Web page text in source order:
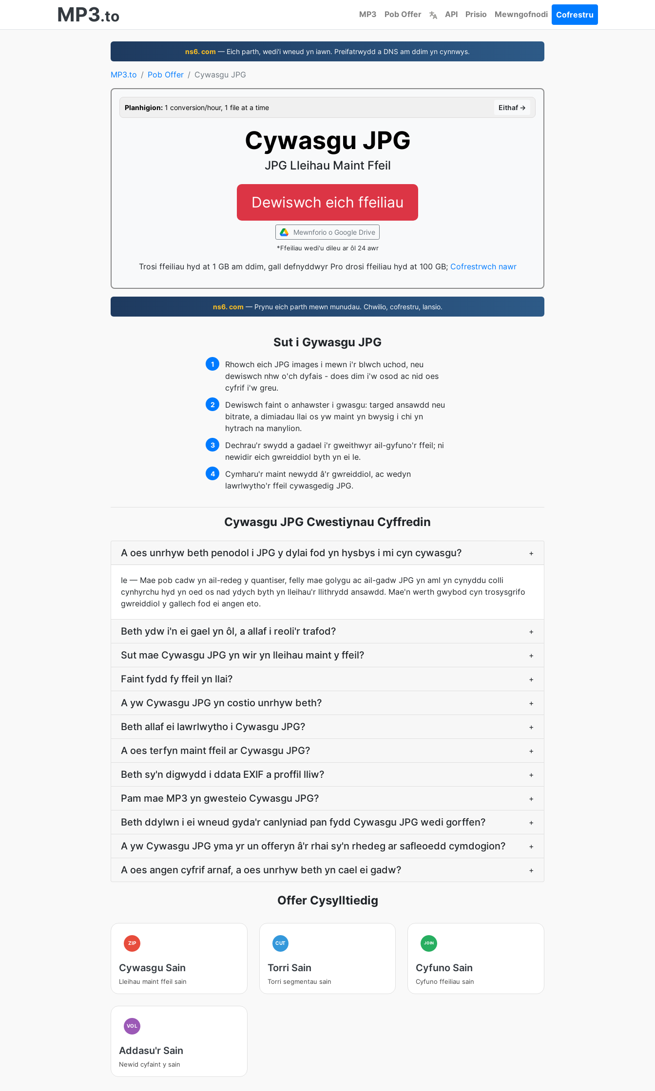
MP3.to MP3 Pob Offer API Prisio Mewngofnodi Cofrestru
ns6. com — Eich parth, wedi'i wneud yn iawn. Preifatrwydd a DNS am ddim yn cynnwys.
MP3.to Pob Offer Cywasgu JPG
Planhigion: 1 conversion/hour, 1 file at a time Eithaf →
Cywasgu JPG
JPG Lleihau Maint Ffeil
Dewiswch eich ffeiliau
Mewnforio o Google Drive
*Ffeiliau wedi'u dileu ar ôl 24 awr
Trosi ffeiliau hyd at 1 GB am ddim, gall defnyddwyr Pro drosi ffeiliau hyd at 100 GB; Cofrestrwch nawr
ns6. com — Prynu eich parth mewn munudau. Chwilio, cofrestru, lansio.
Sut i Gywasgu JPG
1
Rhowch eich JPG images i mewn i'r blwch uchod, neu
dewiswch nhw o'ch dyfais - does dim i'w osod ac nid oes
cyfrif i'w greu.
2
Dewiswch faint o anhawster i gwasgu: targed ansawdd neu
bitrate, a dimiadau llai os yw maint yn bwysig i chi yn
hytrach na manylion.
3
Dechrau'r swydd a gadael i'r gweithwyr ail-gyfuno'r ffeil; ni
newidir eich gwreiddiol byth yn ei le.
4
Cymharu'r maint newydd â'r gwreiddiol, ac wedyn
lawrlwytho'r ffeil cywasgedig JPG.
Cywasgu JPG Cwestiynau Cyffredin
A oes unrhyw beth penodol i JPG y dylai fod yn hysbys i mi cyn cywasgu? +
Ie — Mae pob cadw yn ail-redeg y quantiser, felly mae golygu ac ail-gadw JPG yn aml yn cynyddu colli
cynhyrchu hyd yn oed os nad ydych byth yn lleihau'r llithrydd ansawdd. Mae'n werth gwybod cyn trosysgrifo
gwreiddiol y gallech fod ei angen eto.
Beth ydw i'n ei gael yn ôl, a allaf i reoli'r trafod? +
Sut mae Cywasgu JPG yn wir yn lleihau maint y ffeil? +
Faint fydd fy ffeil yn llai? +
A yw Cywasgu JPG yn costio unrhyw beth? +
Beth allaf ei lawrlwytho i Cywasgu JPG? +
A oes terfyn maint ffeil ar Cywasgu JPG? +
Beth sy'n digwydd i ddata EXIF a proffil lliw? +
Pam mae MP3 yn gwesteio Cywasgu JPG? +
Beth ddylwn i ei wneud gyda'r canlyniad pan fydd Cywasgu JPG wedi gorffen? +
A yw Cywasgu JPG yma yr un offeryn â'r rhai sy'n rhedeg ar safleoedd cymdogion? +
A oes angen cyfrif arnaf, a oes unrhyw beth yn cael ei gadw? +
Offer Cysylltiedig
ZIP
Cywasgu Sain
Lleihau maint ffeil sain
CUT
Torri Sain
Torri segmentau sain
JOIN
Cyfuno Sain
Cyfuno ffeiliau sain
VOL
Addasu'r Sain
Newid cyfaint y sain